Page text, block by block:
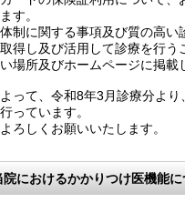
す。
制に関する事項及び質の高い
得し及び活用して診療を行う
場所及びホームページに掲載
って、令和8年3月診療分より
っています。
ろしくお願いいたします。
院におけるかかりつけ医機能に